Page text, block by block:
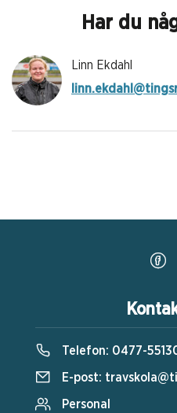
Har du
Linn Ekdahl
Telefon: 0477-
E-post:
Personal